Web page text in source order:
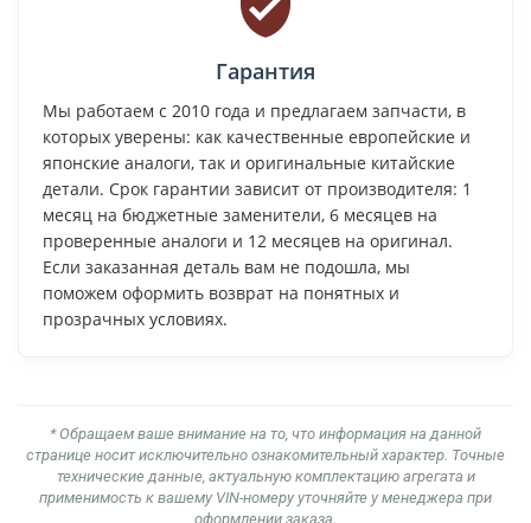
Гарантия
Мы работаем с 2010 года и предлагаем запчасти, в
которых уверены: как качественные европейские и
японские аналоги, так и оригинальные китайские
детали. Срок гарантии зависит от производителя: 1
месяц на бюджетные заменители, 6 месяцев на
проверенные аналоги и 12 месяцев на оригинал.
Если заказанная деталь вам не подошла, мы
поможем оформить возврат на понятных и
прозрачных условиях.
* Обращаем ваше внимание на то, что информация на данной
странице носит исключительно ознакомительный характер. Точные
технические данные, актуальную комплектацию агрегата и
применимость к вашему VIN-номеру уточняйте у менеджера при
оформлении заказа.